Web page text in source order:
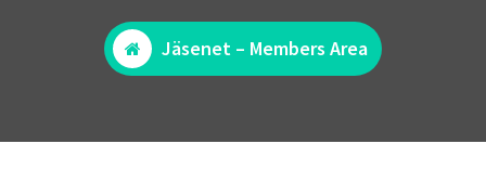
Jäsenet – Members Area